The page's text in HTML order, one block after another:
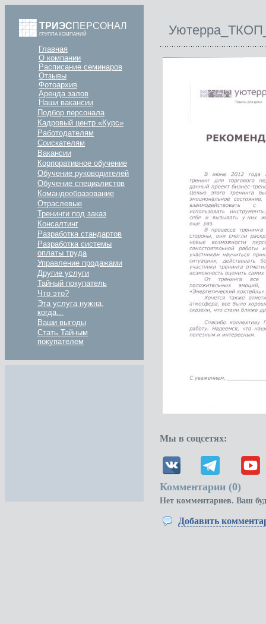
ТРИЭСПЕРСОНАЛ
ГРУППА КОМПАНИЙ
Главная
О компании
Расписание семинаров
Отзывы
Фотоархив
Аренда залов
Наши вакансии
Подбор персонала
Кадровый центр «Курс»
Работодателям
Соискателям
Вакансии
Корпоративное обучение
Обучение руководителей
Обучение специалистов
Командообразование
Отраслевые
Тренинги под заказ
Консалтинг
Разработка стандартов
Разработка системы
оплаты труда
Управление продажами
Другие услуги
Тайный покупатель
Что это?
Эта услуга нужна,
когда...
Ваши выгоды
Стать Тайным
покупателем
Мы в соцсетях:
Комментарии (0)
Нет комментариев. Ваш
Добавить